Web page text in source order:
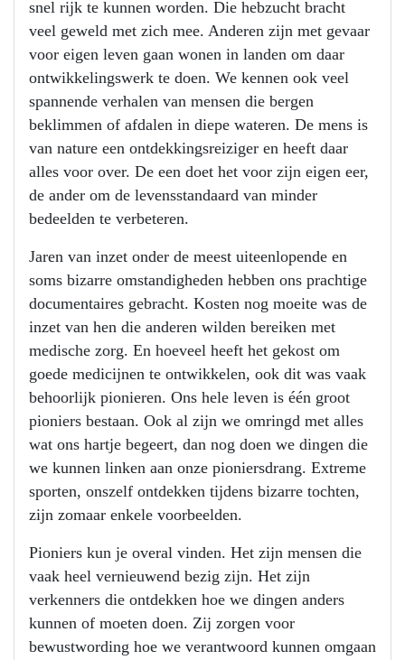
snel rijk te kunnen worden. Die hebzucht bracht
veel geweld met zich mee. Anderen zijn met gevaar
voor eigen leven gaan wonen in landen om daar
ontwikkelingswerk te doen. We kennen ook veel
spannende verhalen van mensen die bergen
beklimmen of afdalen in diepe wateren. De mens is
van nature een ontdekkingsreiziger en heeft daar
alles voor over. De een doet het voor zijn eigen eer,
de ander om de levensstandaard van minder
bedeelden te verbeteren.
Jaren van inzet onder de meest uiteenlopende en
soms bizarre omstandigheden hebben ons prachtige
documentaires gebracht. Kosten nog moeite was de
inzet van hen die anderen wilden bereiken met
medische zorg. En hoeveel heeft het gekost om
goede medicijnen te ontwikkelen, ook dit was vaak
behoorlijk pionieren. Ons hele leven is één groot
pioniers bestaan. Ook al zijn we omringd met alles
wat ons hartje begeert, dan nog doen we dingen die
we kunnen linken aan onze pioniersdrang. Extreme
sporten, onszelf ontdekken tijdens bizarre tochten,
zijn zomaar enkele voorbeelden.
Pioniers kun je overal vinden. Het zijn mensen die
vaak heel vernieuwend bezig zijn. Het zijn
verkenners die ontdekken hoe we dingen anders
kunnen of moeten doen. Zij zorgen voor
bewustwording hoe we verantwoord kunnen omgaan